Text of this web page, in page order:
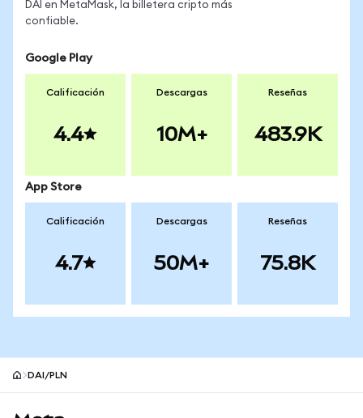
DAI en MetaMask, la billetera cripto más
confiable.
Google Play
Calificación
4.4
Descargas
10M+
Reseñas
483.9K
App Store
Calificación
4.7
Descargas
50M+
Reseñas
75.8K
DAI/PLN